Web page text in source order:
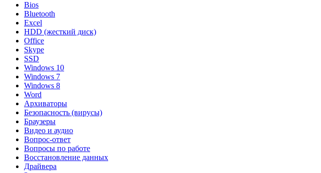
Bios
Bluetooth
Excel
HDD (жесткий диск)
Office
Skype
SSD
Windows 10
Windows 7
Windows 8
Word
Архиваторы
Безопасность (вирусы)
Браузеры
Видео и аудио
Вопрос-ответ
Вопросы по работе
Восстановление данных
Драйвера